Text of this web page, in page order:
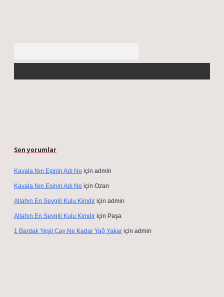
Son yorumlar
Kavala Nın Eşinin Adı Ne için admin
Kavala Nın Eşinin Adı Ne için Ozan
Allahın En Sevgili Kulu Kimdir için admin
Allahın En Sevgili Kulu Kimdir için Paşa
1 Bardak Yeşil Çay Ne Kadar Yağ Yakar için admin